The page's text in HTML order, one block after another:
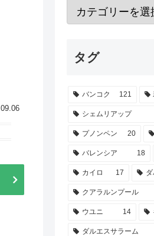
タグ
バンコク 121
シェムリアップ
プノンペン 20
バレンシア 18
カイロ 17
クアラルンプール
ウユニ 14
ダルエスサラーム